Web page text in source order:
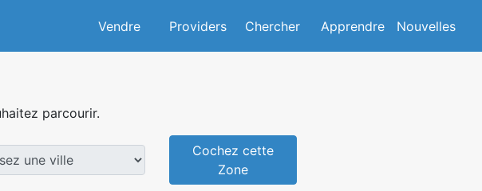
Vendre Providers Chercher Apprendre Nouvelles
parcourir.
Cochez cette
Zone